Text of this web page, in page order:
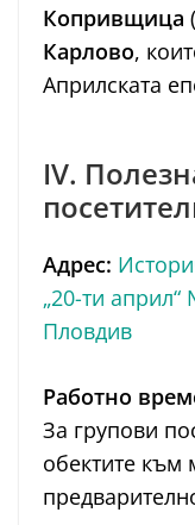
Копривщица
Карлово,
Априлската
IV.
Адрес:
„20-ти
Пловдив
Работно
За групови
обектите към